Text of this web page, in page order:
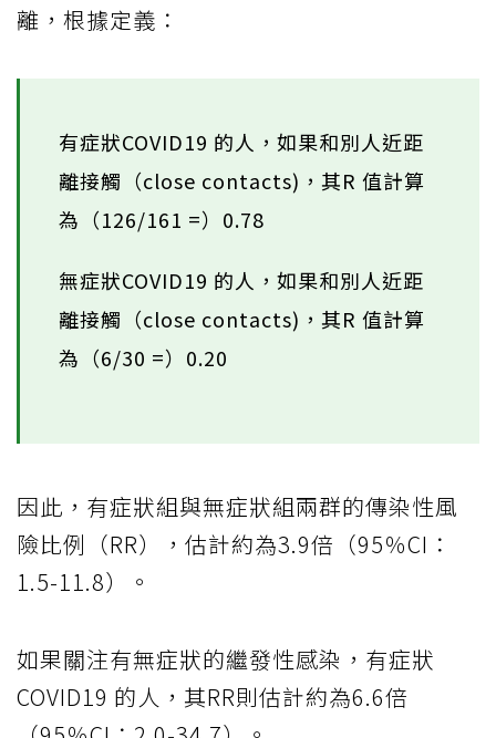
離，根據定義：
有症狀COVID19 的人，如果和別人近距
離接觸（close contacts)，其R 值計算
為（126/161 =）0.78
無症狀COVID19 的人，如果和別人近距
離接觸（close contacts)，其R 值計算
為（6/30 =）0.20
因此，有症狀組與無症狀組兩群的傳染性風
險比例（RR），估計約為3.9倍（95％CI：
1.5-11.8）。
如果關注有無症狀的繼發性感染，有症狀
COVID19 的人，其RR則估計約為6.6倍